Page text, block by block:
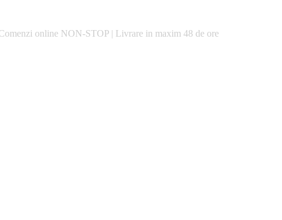
online NON-STOP | Livrare in maxim 48 de ore